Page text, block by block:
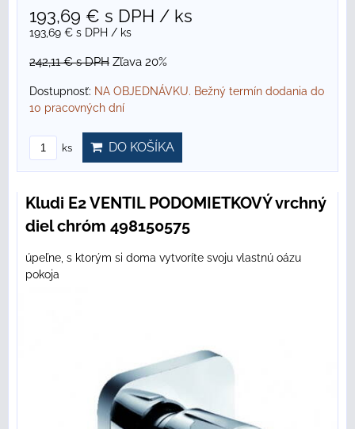
193,69 € s DPH / ks
193,69 € s DPH / ks
242,11 €s DPH Zľava 20%
Dostupnosť: NA OBJEDNÁVKU. Bežný termín dodania do
10 pracovných dní
ks DO KOŠÍKA
Kludi E2 VENTIL PODOMIETKOVÝ vrchný
diel chróm 498150575
úpeľne, s ktorým si doma vytvoríte svoju vlastnú oázu
pokoja